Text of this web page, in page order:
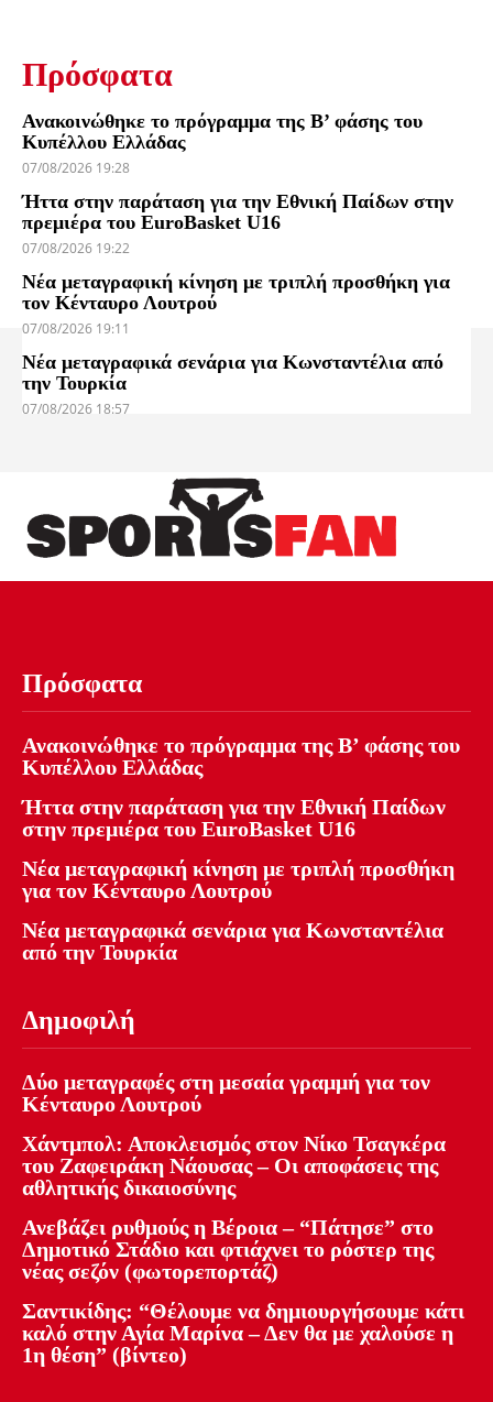
Πρόσφατα
Ανακοινώθηκε το πρόγραμμα της Β’ φάσης του
Κυπέλλου Ελλάδας
07/08/2026 19:28
Ήττα στην παράταση για την Εθνική Παίδων στην
πρεμιέρα του EuroBasket U16
07/08/2026 19:22
Νέα μεταγραφική κίνηση με τριπλή προσθήκη για
τον Κένταυρο Λουτρού
07/08/2026 19:11
Νέα μεταγραφικά σενάρια για Κωνσταντέλια από
την Τουρκία
07/08/2026 18:57
Πρόσφατα
Ανακοινώθηκε το πρόγραμμα της Β’ φάσης του
Κυπέλλου Ελλάδας
Ήττα στην παράταση για την Εθνική Παίδων
στην πρεμιέρα του EuroBasket U16
Νέα μεταγραφική κίνηση με τριπλή προσθήκη
για τον Κένταυρο Λουτρού
Νέα μεταγραφικά σενάρια για Κωνσταντέλια
από την Τουρκία
Δημοφιλή
Δύο μεταγραφές στη μεσαία γραμμή για τον
Κένταυρο Λουτρού
Χάντμπολ: Αποκλεισμός στον Νίκο Τσαγκέρα
του Ζαφειράκη Νάουσας – Οι αποφάσεις της
αθλητικής δικαιοσύνης
Ανεβάζει ρυθμούς η Βέροια – “Πάτησε” στο
Δημοτικό Στάδιο και φτιάχνει το ρόστερ της
νέας σεζόν (φωτορεπορτάζ)
Σαντικίδης: “Θέλουμε να δημιουργήσουμε κάτι
καλό στην Αγία Μαρίνα – Δεν θα με χαλούσε η
1η θέση” (βίντεο)